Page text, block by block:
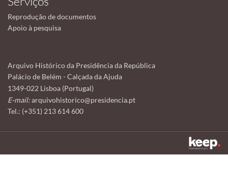
Reprodução de documentos
Apoio à pesquisa
Arquivo Histórico da Presidência da República
Palácio de Belém - Calçada da Ajuda
1349-022 Lisboa (Portugal)
E-mail:arquivohistorico@presidencia.pt
Tel.: (+351) 213 614 600